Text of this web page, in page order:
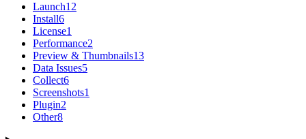
Launch12
Install6
License1
Performance2
Preview & Thumbnails13
Data Issues5
Collect6
Screenshots1
Plugin2
Other8